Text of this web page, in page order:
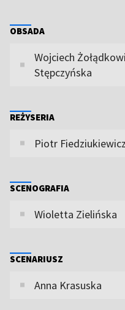
OBSADA
Wojciech
Stępczyńska
REŻYSERIA
Piotr Fiedziukiewicz
SCENOGRAFIA
Wioletta Zielińska
SCENARIUSZ
Anna Krasuska